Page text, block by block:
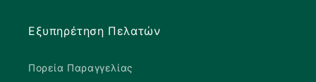
Εξυπηρέτηση Πελατών
Πορεία Παραγγελίας